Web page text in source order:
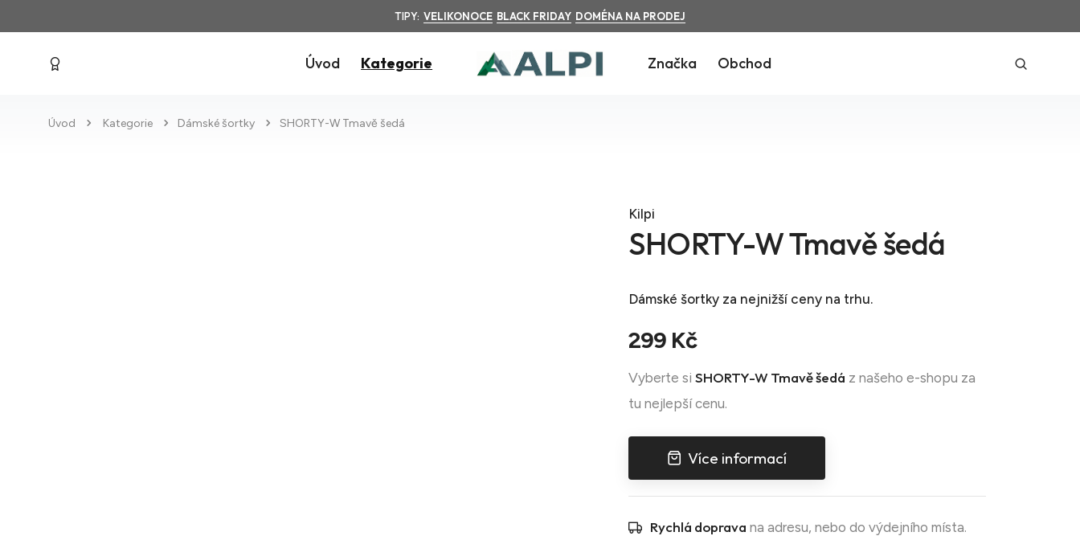
TIPY: VELIKONOCE BLACK FRIDAY DOMÉNA NA PRODEJ
Úvod Kategorie Značka Obchod
Úvod Kategorie Dámské šortky SHORTY-W Tmavě šedá
Kilpi
SHORTY-W Tmavě šedá
Dámské šortky za nejnižší ceny na trhu.
299 Kč
Vyberte si SHORTY-W Tmavě šedá z našeho e-shopu za
tu nejlepší cenu.
Více informací
Rychlá doprava na adresu, nebo do výdejního místa.